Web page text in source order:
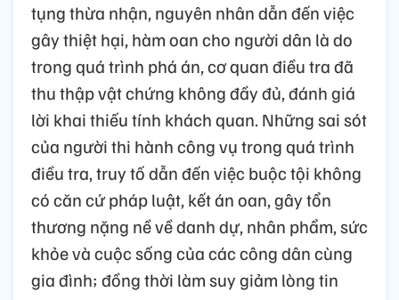
tụng thừa nhận, nguyên nhân dẫn đến việc
gây thiệt hại, hàm oan cho người dân là do
trong quá trình phá án, cơ quan điều tra đã
thu thập vật chứng không đầy đủ, đánh giá
lời khai thiếu tính khách quan. Những sai sót
của người thi hành công vụ trong quá trình
điều tra, truy tố dẫn đến việc buộc tội không
có căn cứ pháp luật, kết án oan, gây tổn
thương nặng nề về danh dự, nhân phẩm, sức
khỏe và cuộc sống của các công dân cùng
gia đình; đồng thời làm suy giảm lòng tin